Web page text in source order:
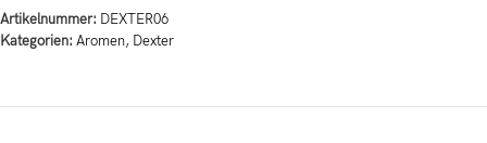
Artikelnummer: DEXTER06
Kategorien: Aromen, Dexter